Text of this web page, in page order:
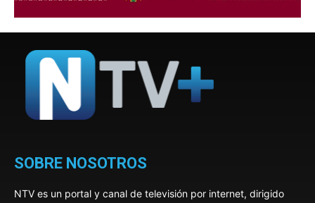
SOBRE NOSOTROS
NTV es un portal y canal de televisión por internet, dirigido